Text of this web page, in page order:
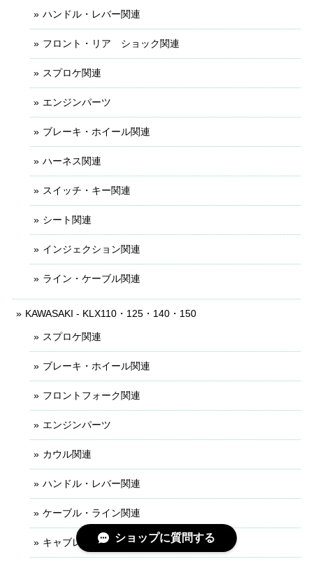
ハンドル・レバー関連
フロント・リア ショック関連
スプロケ関連
エンジンパーツ
ブレーキ・ホイール関連
ハーネス関連
スイッチ・キー関連
シート関連
インジェクション関連
ライン・ケーブル関連
KAWASAKI - KLX110・125・140・150
スプロケ関連
ブレーキ・ホイール関連
フロントフォーク関連
エンジンパーツ
カウル関連
ハンドル・レバー関連
ケーブル・ライン関連
キャブレター関連ショップに質問する